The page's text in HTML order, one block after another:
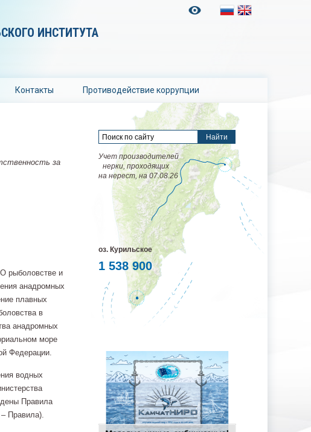
ИНСТИТУТА
Контакты Противодействие коррупции
за
рыболовстве и
анадромных
плавных
в
анадромных
море
Федерации.
водных
Правила
Правила).
Учет производителей
нерки, проходящих
на нерест, на 07.08.26
оз. Курильское
1 538 900